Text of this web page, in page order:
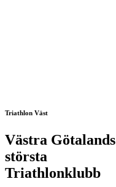
Triathlon Väst
Västra Götalands
största
Triathlonklubb